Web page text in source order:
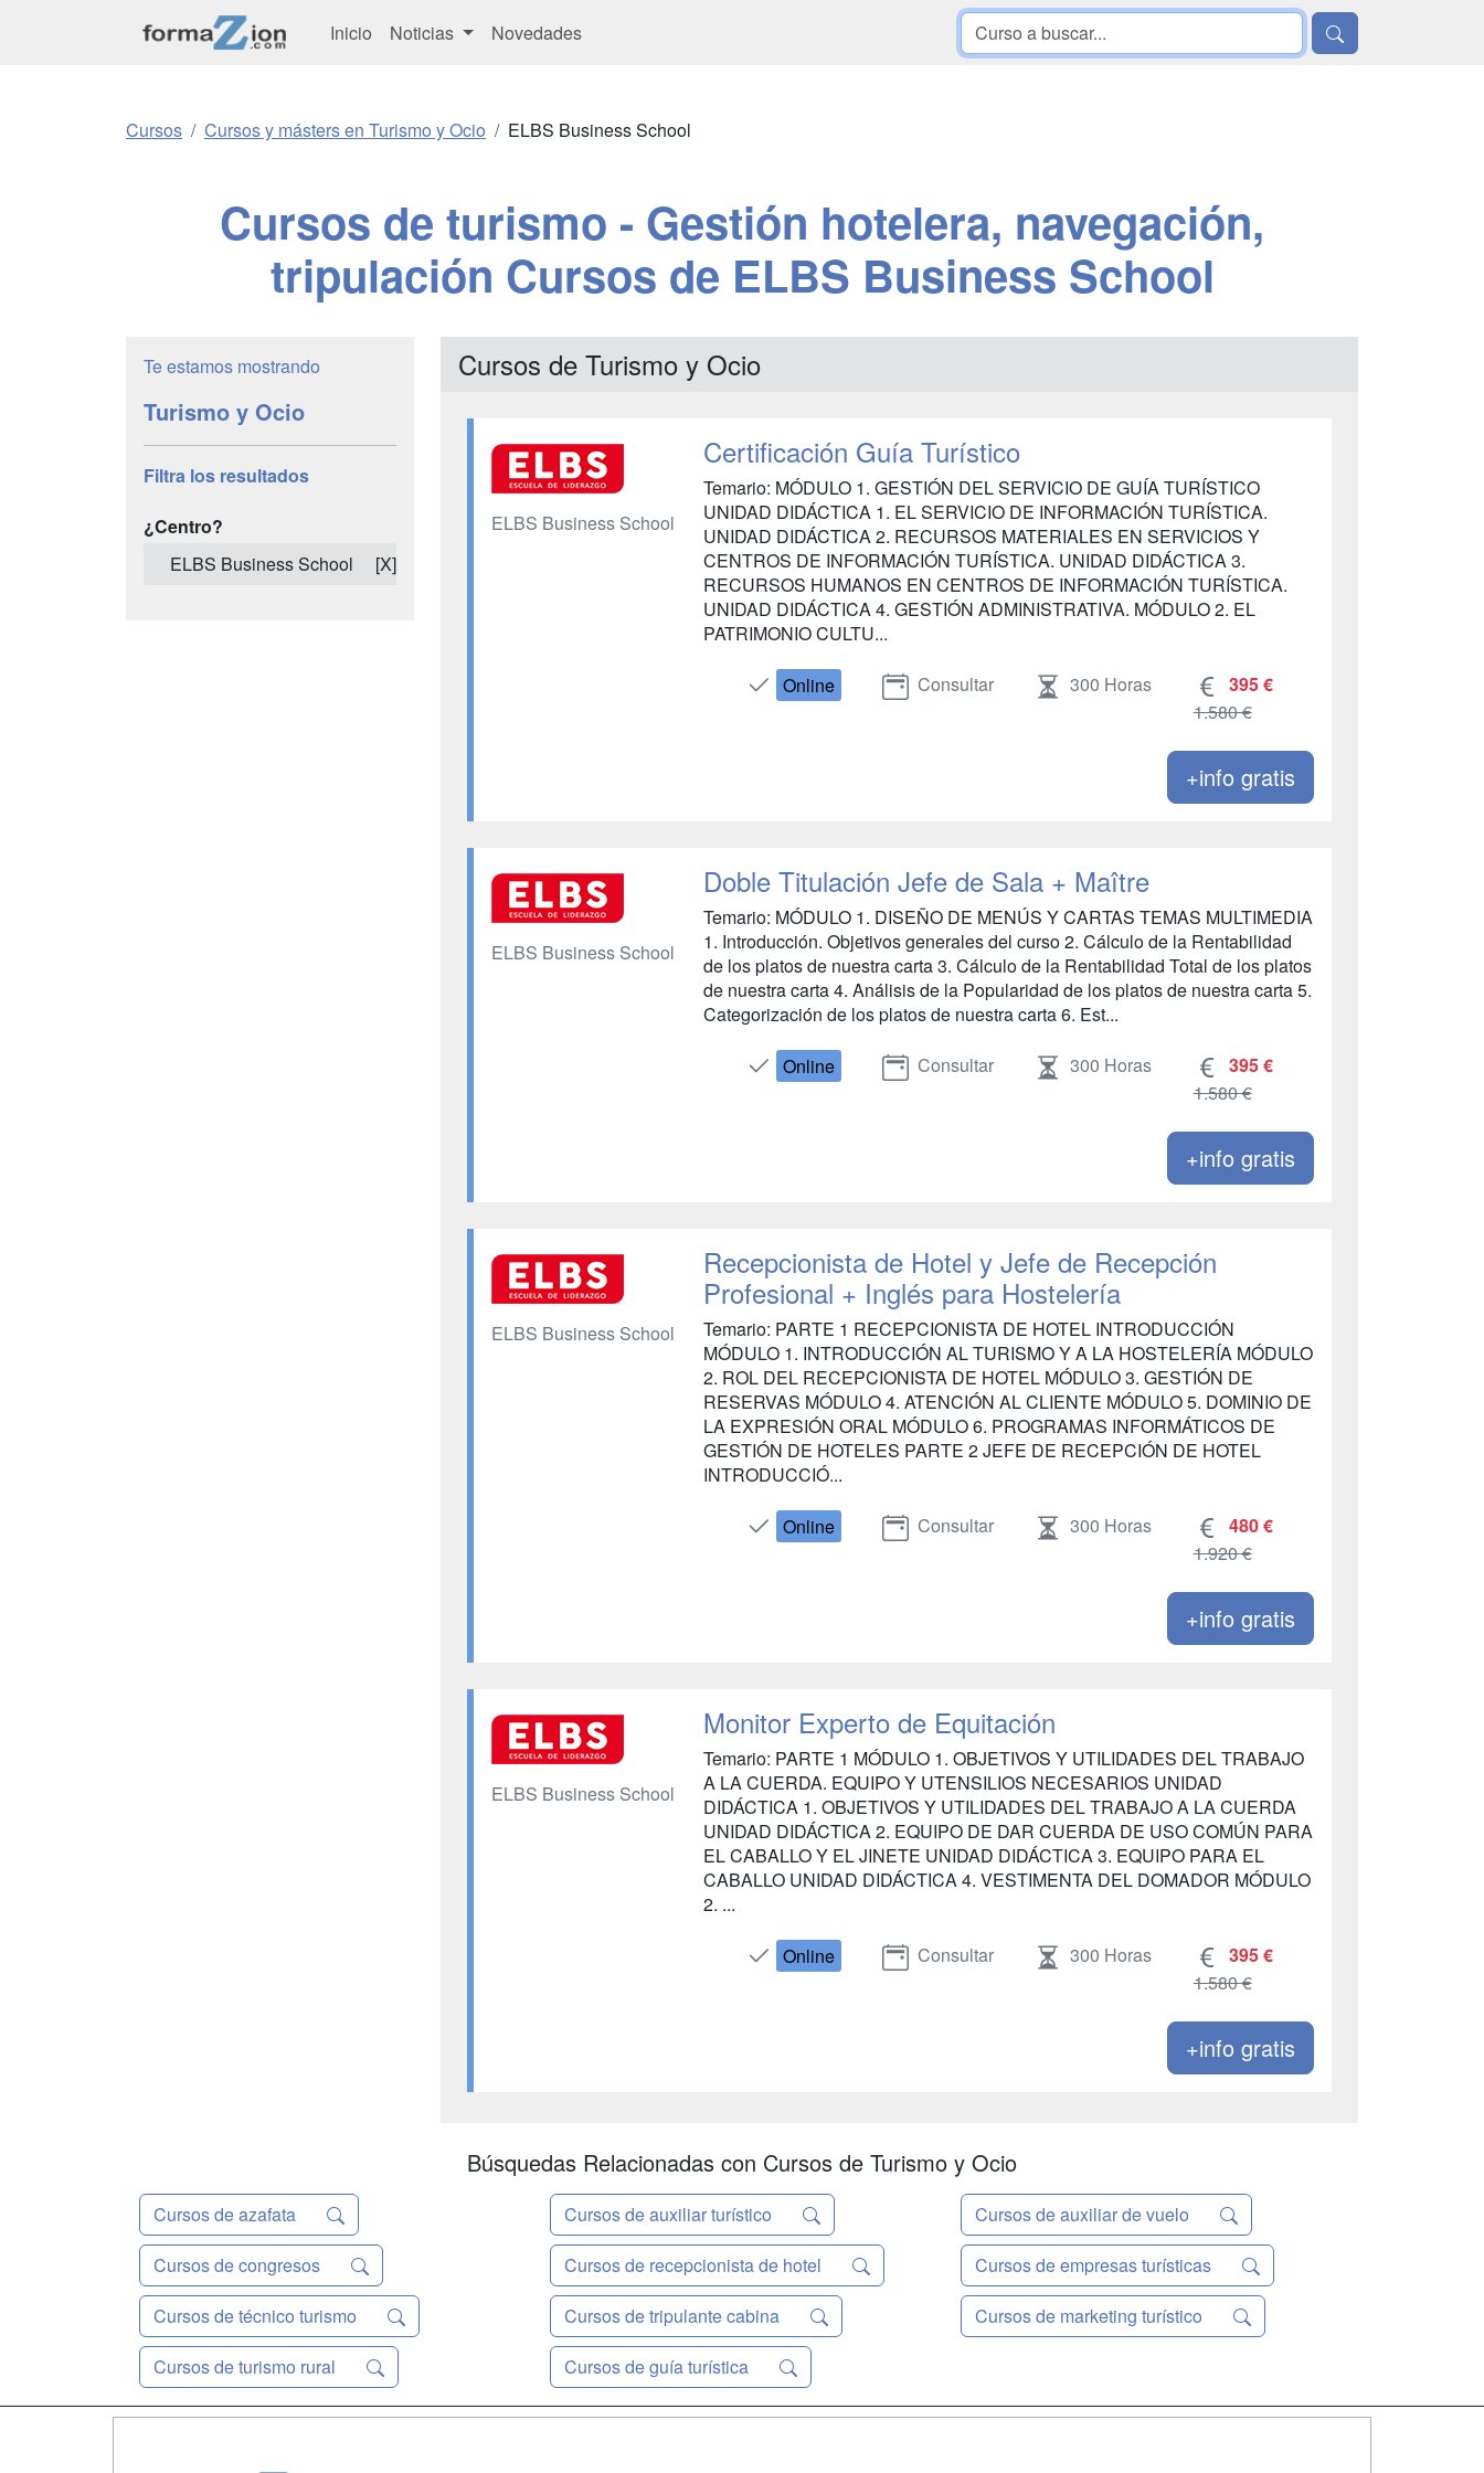
Inicio Noticias Novedades
Cursos Cursos y másters en Turismo y Ocio ELBS Business School
Cursos de turismo - Gestión hotelera, navegación,
tripulación Cursos de ELBS Business School
Te estamos mostrando
Turismo y Ocio
Filtra los resultados
¿Centro?
ELBS Business School
[X]
Cursos de Turismo y Ocio
ELBS Business School
Certificación Guía Turístico
Temario: MÓDULO 1. GESTIÓN DEL SERVICIO DE GUÍA TURÍSTICO
UNIDAD DIDÁCTICA 1. EL SERVICIO DE INFORMACIÓN TURÍSTICA.
UNIDAD DIDÁCTICA 2. RECURSOS MATERIALES EN SERVICIOS Y
CENTROS DE INFORMACIÓN TURÍSTICA. UNIDAD DIDÁCTICA 3.
RECURSOS HUMANOS EN CENTROS DE INFORMACIÓN TURÍSTICA.
UNIDAD DIDÁCTICA 4. GESTIÓN ADMINISTRATIVA. MÓDULO 2. EL
PATRIMONIO CULTU...
Online Consultar 300 Horas
395 €
1.580 €
+info gratis
ELBS Business School
Doble Titulación Jefe de Sala + Maître
Temario: MÓDULO 1. DISEÑO DE MENÚS Y CARTAS TEMAS MULTIMEDIA
1. Introducción. Objetivos generales del curso 2. Cálculo de la Rentabilidad
de los platos de nuestra carta 3. Cálculo de la Rentabilidad Total de los platos
de nuestra carta 4. Análisis de la Popularidad de los platos de nuestra carta 5.
Categorización de los platos de nuestra carta 6. Est...
Online Consultar 300 Horas
395 €
1.580 €
+info gratis
ELBS Business School
Recepcionista de Hotel y Jefe de Recepción
Profesional + Inglés para Hostelería
Temario: PARTE 1 RECEPCIONISTA DE HOTEL INTRODUCCIÓN
MÓDULO 1. INTRODUCCIÓN AL TURISMO Y A LA HOSTELERÍA MÓDULO
2. ROL DEL RECEPCIONISTA DE HOTEL MÓDULO 3. GESTIÓN DE
RESERVAS MÓDULO 4. ATENCIÓN AL CLIENTE MÓDULO 5. DOMINIO DE
LA EXPRESIÓN ORAL MÓDULO 6. PROGRAMAS INFORMÁTICOS DE
GESTIÓN DE HOTELES PARTE 2 JEFE DE RECEPCIÓN DE HOTEL
INTRODUCCIÓ...
Online Consultar 300 Horas
480 €
1.920 €
+info gratis
ELBS Business School
Monitor Experto de Equitación
Temario: PARTE 1 MÓDULO 1. OBJETIVOS Y UTILIDADES DEL TRABAJO
A LA CUERDA. EQUIPO Y UTENSILIOS NECESARIOS UNIDAD
DIDÁCTICA 1. OBJETIVOS Y UTILIDADES DEL TRABAJO A LA CUERDA
UNIDAD DIDÁCTICA 2. EQUIPO DE DAR CUERDA DE USO COMÚN PARA
EL CABALLO Y EL JINETE UNIDAD DIDÁCTICA 3. EQUIPO PARA EL
CABALLO UNIDAD DIDÁCTICA 4. VESTIMENTA DEL DOMADOR MÓDULO
2. ...
Online Consultar 300 Horas
395 €
1.580 €
+info gratis
Búsquedas Relacionadas con Cursos de Turismo y Ocio
Cursos de azafata Cursos de auxiliar turístico
Cursos de auxiliar de vuelo
Cursos de congresos
Cursos de recepcionista de hotel
Cursos de empresas turísticas
Cursos de técnico turismo
Cursos de tripulante cabina
Cursos de marketing turístico
Cursos de turismo rural
Cursos de guía turística